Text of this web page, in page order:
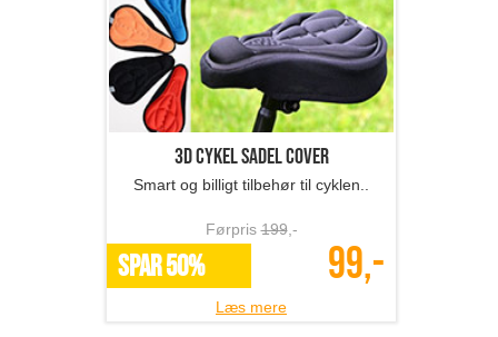
3D cykel sadel cover
Smart og billigt tilbehør til cyklen..
Førpris199,-
SPAR 50% 99,-
Læs mere